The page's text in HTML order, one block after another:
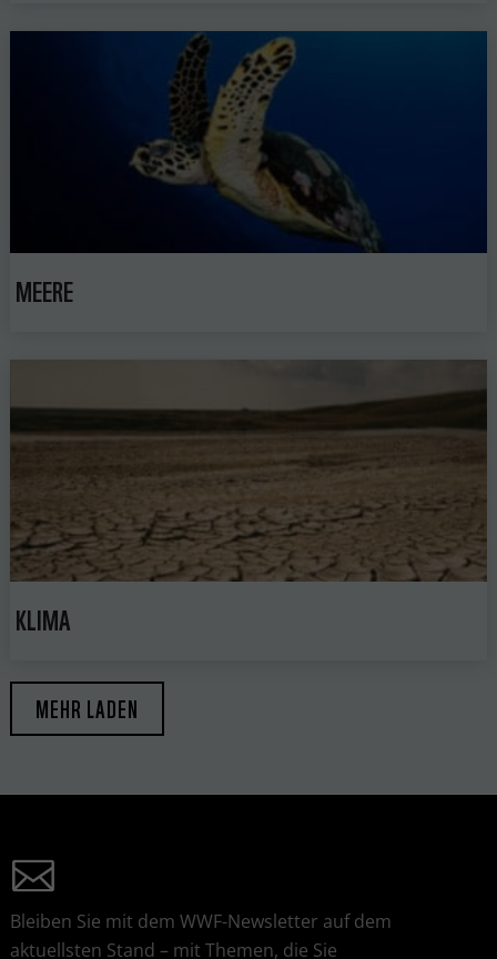
MEERE
KLIMA
MEHR LADEN
Bleiben Sie mit dem WWF-Newsletter auf dem
aktuellsten Stand – mit Themen, die Sie